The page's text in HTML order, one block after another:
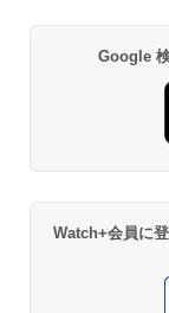
Google
Watch+会員に